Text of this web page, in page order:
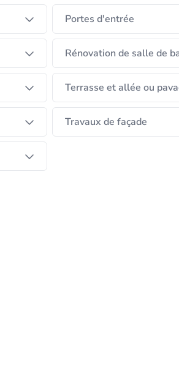
Portes d'entrée
Rénovation de salle de
Terrasse et allée ou
Travaux de façade